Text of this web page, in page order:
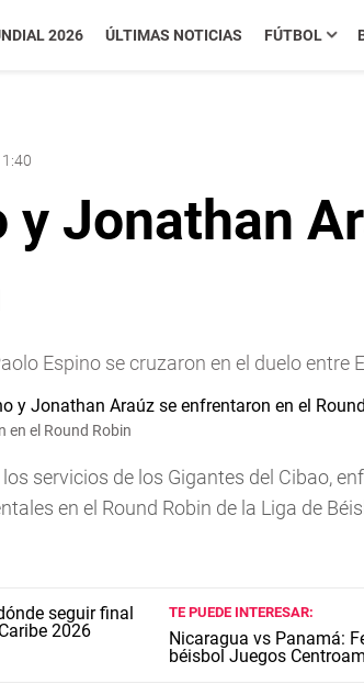
2026 ÚLTIMAS NOTICIAS FÚTBOL
y Jonathan
Espino se cruzaron en el duelo entre
en el Round Robin
los servicios de los Gigantes del Cibao,
en el Round Robin de la Liga de
TE PUEDE INTERESAR:
Nicaragua vs Panamá:
béisbol Juegos